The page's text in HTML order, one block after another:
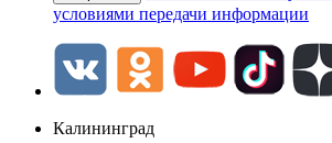
условиями передачи информации
Калининград